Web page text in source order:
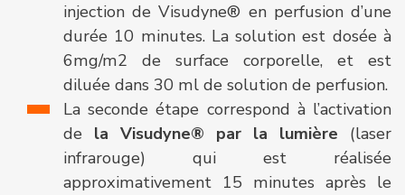
injection de Visudyne® en perfusion d’une
durée 10 minutes. La solution est dosée à
6mg/m2 de surface corporelle, et est
diluée dans 30 ml de solution de perfusion.
La seconde étape correspond à l’activation
de la Visudyne® par la lumière (laser
infrarouge) qui est réalisée
approximativement 15 minutes après le